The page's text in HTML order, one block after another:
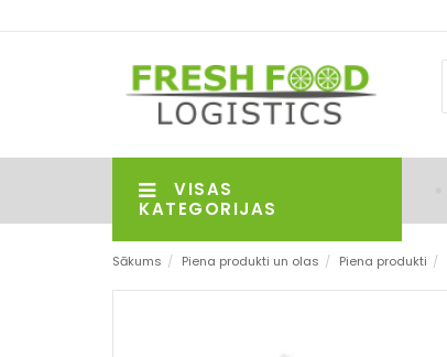
VISAS
KATEGORIJAS
Sākums / Piena produkti un olas / Piena produkti /